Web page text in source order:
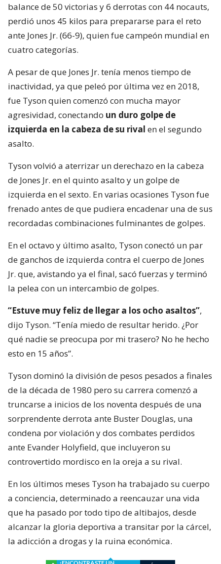
balance de 50 victorias y 6 derrotas con 44 nocauts,
perdió unos 45 kilos para prepararse para el reto
ante Jones Jr. (66-9), quien fue campeón mundial en
cuatro categorías.
A pesar de que Jones Jr. tenía menos tiempo de
inactividad, ya que peleó por última vez en 2018,
fue Tyson quien comenzó con mucha mayor
agresividad, conectando un duro golpe de
izquierda en la cabeza de su rival en el segundo
asalto.
Tyson volvió a aterrizar un derechazo en la cabeza
de Jones Jr. en el quinto asalto y un golpe de
izquierda en el sexto. En varias ocasiones Tyson fue
frenado antes de que pudiera encadenar una de sus
recordadas combinaciones fulminantes de golpes.
En el octavo y último asalto, Tyson conectó un par
de ganchos de izquierda contra el cuerpo de Jones
Jr. que, avistando ya el final, sacó fuerzas y terminó
la pelea con un intercambio de golpes.
“Estuve muy feliz de llegar a los ocho asaltos”,
dijo Tyson. “Tenía miedo de resultar herido. ¿Por
qué nadie se preocupa por mi trasero? No he hecho
esto en 15 años”.
Tyson dominó la división de pesos pesados a finales
de la década de 1980 pero su carrera comenzó a
truncarse a inicios de los noventa después de una
sorprendente derrota ante Buster Douglas, una
condena por violación y dos combates perdidos
ante Evander Holyfield, que incluyeron su
controvertido mordisco en la oreja a su rival.
En los últimos meses Tyson ha trabajado su cuerpo
a conciencia, determinado a reencauzar una vida
que ha pasado por todo tipo de altibajos, desde
alcanzar la gloria deportiva a transitar por la cárcel,
la adicción a drogas y la ruina económica.